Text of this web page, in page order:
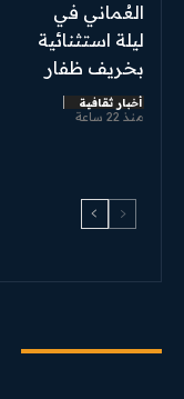
العُماني في
ليلة استثنائية
بخريف ظفار
أخبار ثقافية
منذ 22 ساعة